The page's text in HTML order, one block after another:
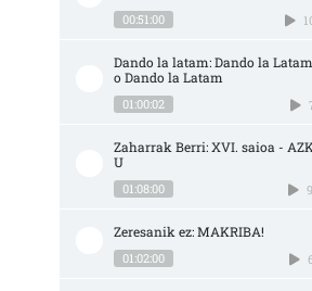
00:51:00
Dando la latam: Dando la
o Dando la Latam
01:00:02
Zaharrak Berri: XVI. saioa -
U
01:08:00 9
Zeresanik ez: MAKRIBA!
01:02:00